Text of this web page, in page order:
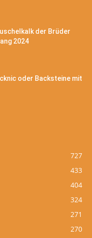
der Brüder
2024
oder Backsteine mit
727
433
404
324
271
270